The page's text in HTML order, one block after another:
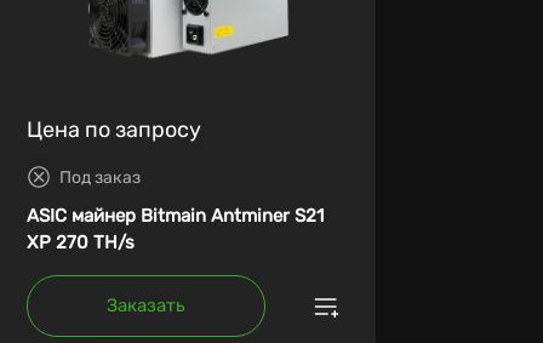
Цена по запросу
Под заказ
ASIC майнер Bitmain Antminer S21
XP 270 TH/s
Заказать